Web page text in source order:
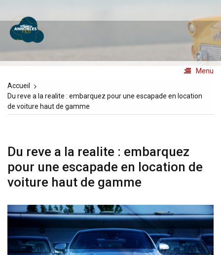
contenu
Annoncesno1
Les annonces N°1
Menu
Accueil
Du reve a la realite : embarquez pour une escapade en location
de voiture haut de gamme
Du reve a la realite : embarquez
pour une escapade en location de
voiture haut de gamme